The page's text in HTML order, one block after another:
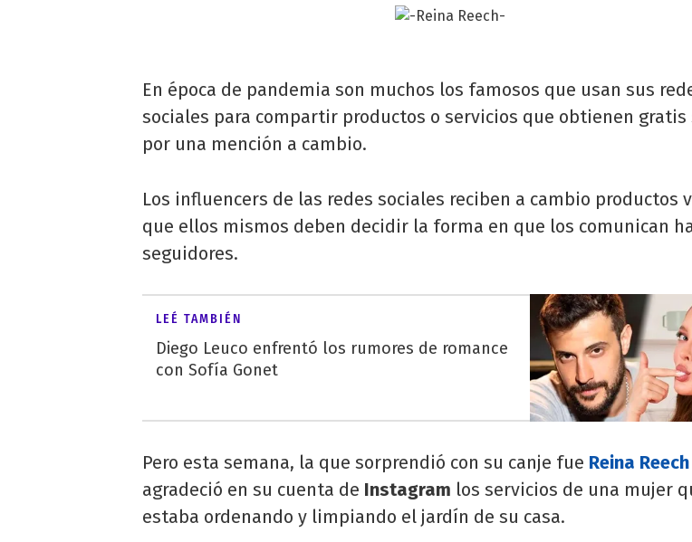
En época de pandemia son muchos los famosos que usan sus
sociales para compartir productos o servicios que obtienen gratis
por una mención a cambio.
Los influencers de las redes sociales reciben a cambio productos
que ellos mismos deben decidir la forma en que los comunican
seguidores.
LEÉ TAMBIÉN
Diego Leuco enfrentó los rumores de romance
con Sofía Gonet
Pero esta semana, la que sorprendió con su canje fue Reina Reech
agradeció en su cuenta de Instagram los servicios de una mujer
estaba ordenando y limpiando el jardín de su casa.